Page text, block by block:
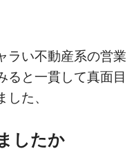
ラい不動産系の営業
ると一貫して真面目
た、
したか